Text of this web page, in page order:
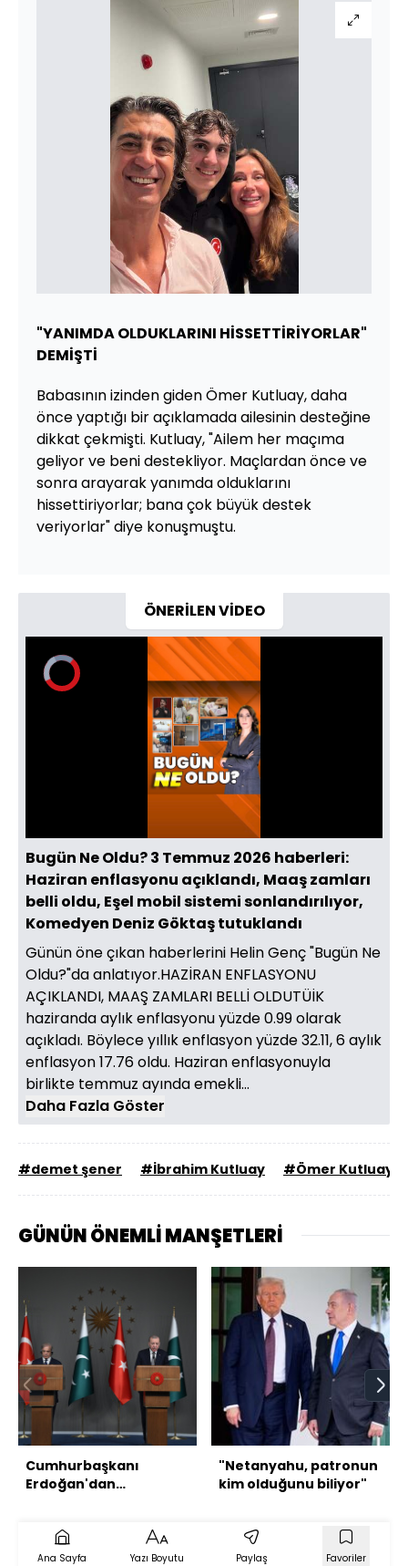
"YANIMDA OLDUKLARINI HİSSETTİRİYORLAR"
DEMİŞTİ
Babasının izinden giden Ömer Kutluay, daha
önce yaptığı bir açıklamada ailesinin desteğine
dikkat çekmişti. Kutluay, "Ailem her maçıma
geliyor ve beni destekliyor. Maçlardan önce ve
sonra arayarak yanımda olduklarını
hissettiriyorlar; bana çok büyük destek
veriyorlar" diye konuşmuştu.
ÖNERİLEN VİDEO
Video
Oynatıcısı
Aç
Hızı
Bugün Ne Oldu? 3 Temmuz 2026 haberleri:
Haziran enflasyonu açıklandı, Maaş zamları
belli oldu, Eşel mobil sistemi sonlandırılıyor,
Komedyen Deniz Göktaş tutuklandı
Günün öne çıkan haberlerini Helin Genç "Bugün Ne
Oldu?"da anlatıyor.HAZİRAN ENFLASYONU
AÇIKLANDI, MAAŞ ZAMLARI BELLİ OLDUTÜİK
haziranda aylık enflasyonu yüzde 0.99 olarak
açıkladı. Böylece yıllık enflasyon yüzde 32.11, 6 aylık
enflasyon 17.76 oldu. Haziran enflasyonuyla
birlikte temmuz ayında emekli...
Daha Fazla Göster
#demet şener #İbrahim Kutluay #Ömer Kutluay
GÜNÜN ÖNEMLİ MANŞETLERİ
Cumhurbaşkanı
Erdoğan'dan
"Netanyahu, patronun
kim olduğunu biliyor"
Ana Sayfa Yazı Boyutu Paylaş Favoriler